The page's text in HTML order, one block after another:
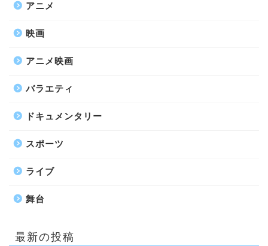
アニメ
映画
アニメ映画
バラエティ
ドキュメンタリー
スポーツ
ライブ
舞台
最新の投稿